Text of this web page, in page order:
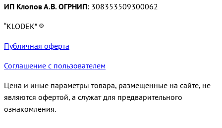
ИП Клопов А.В. ОГРНИП: 308353509300062
“KLODEK” ®
Публичная оферта
Соглашение с пользователем
Цена и иные параметры товара, размещенные на сайте, не
являются офертой, а служат для предварительного
ознакомления.